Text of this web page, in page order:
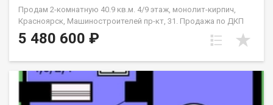
Продам 2-комнатную 40.9 кв.м. 4/9 этаж, монолит-кирпич,
Красноярск, Машиностроителей пр-кт, 31. Продажа по ДКП
НЕ ОТ ЗАСТРОЙЩИКА
5 480 600 ₽